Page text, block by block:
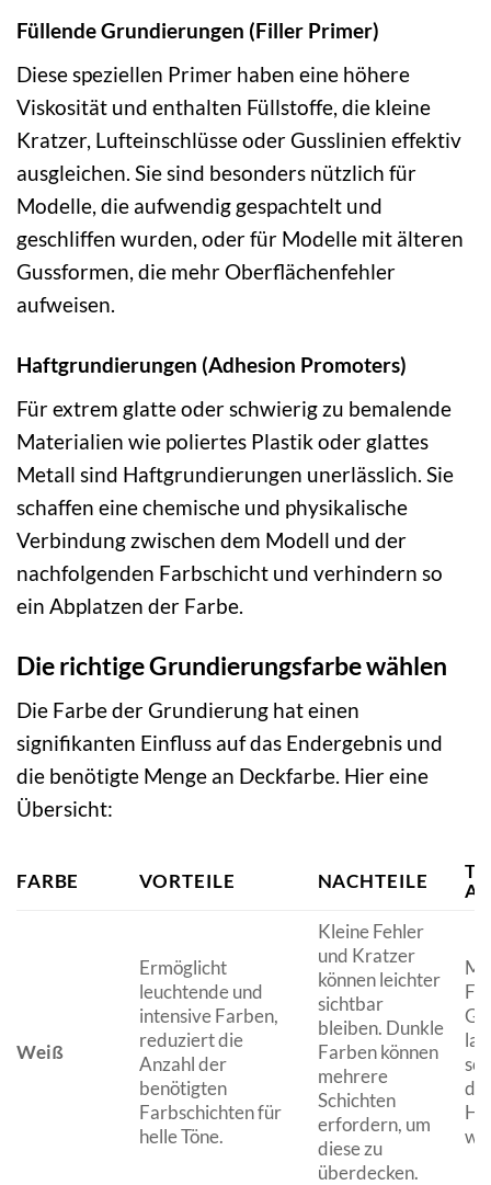
Füllende Grundierungen (Filler Primer)
Diese speziellen Primer haben eine höhere
Viskosität und enthalten Füllstoffe, die kleine
Kratzer, Lufteinschlüsse oder Gusslinien effektiv
ausgleichen. Sie sind besonders nützlich für
Modelle, die aufwendig gespachtelt und
geschliffen wurden, oder für Modelle mit älteren
Gussformen, die mehr Oberflächenfehler
aufweisen.
Haftgrundierungen (Adhesion Promoters)
Für extrem glatte oder schwierig zu bemalende
Materialien wie poliertes Plastik oder glattes
Metall sind Haftgrundierungen unerlässlich. Sie
schaffen eine chemische und physikalische
Verbindung zwischen dem Modell und der
nachfolgenden Farbschicht und verhindern so
ein Abplatzen der Farbe.
Die richtige Grundierungsfarbe wählen
Die Farbe der Grundierung hat einen
signifikanten Einfluss auf das Endergebnis und
die benötigte Menge an Deckfarbe. Hier eine
Übersicht:
FARBE VORTEILE NACHTEILE
Weiß
Ermöglicht
leuchtende und
intensive Farben,
reduziert die
Anzahl der
benötigten
Farbschichten für
helle Töne.
Kleine Fehler
und Kratzer
können leichter
sichtbar
bleiben. Dunkle
Farben können
mehrere
Schichten
erfordern, um
diese zu
überdecken.